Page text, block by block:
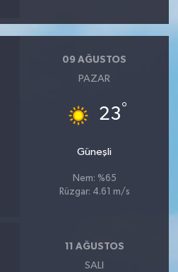
09 AĞUSTOS
PAZAR
23°
Güneşli
Nem: %65
Rüzgar: 4.61 m/s
11 AĞUSTOS
SALI